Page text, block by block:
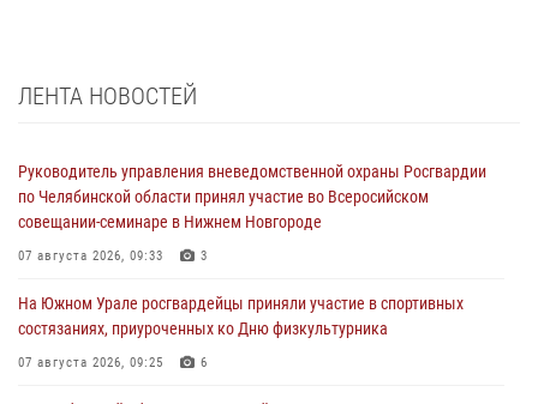
ЛЕНТА НОВОСТЕЙ
Руководитель управления вневедомственной охраны Росгвардии
по Челябинской области принял участие во Всеросийском
совещании-семинаре в Нижнем Новгороде
07 августа 2026, 09:33 3
На Южном Урале росгвардейцы приняли участие в спортивных
состязаниях, приуроченных ко Дню физкультурника
07 августа 2026, 09:25 6